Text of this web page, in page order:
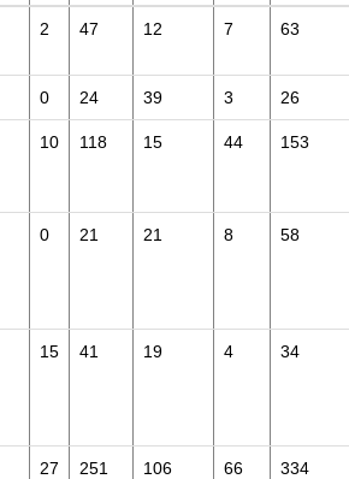
2 47 12 7 63
0 24 39 3 26
10 118 15 44 153
0 21 21 8 58
15 41 19 4 34
27 251 106 66 334